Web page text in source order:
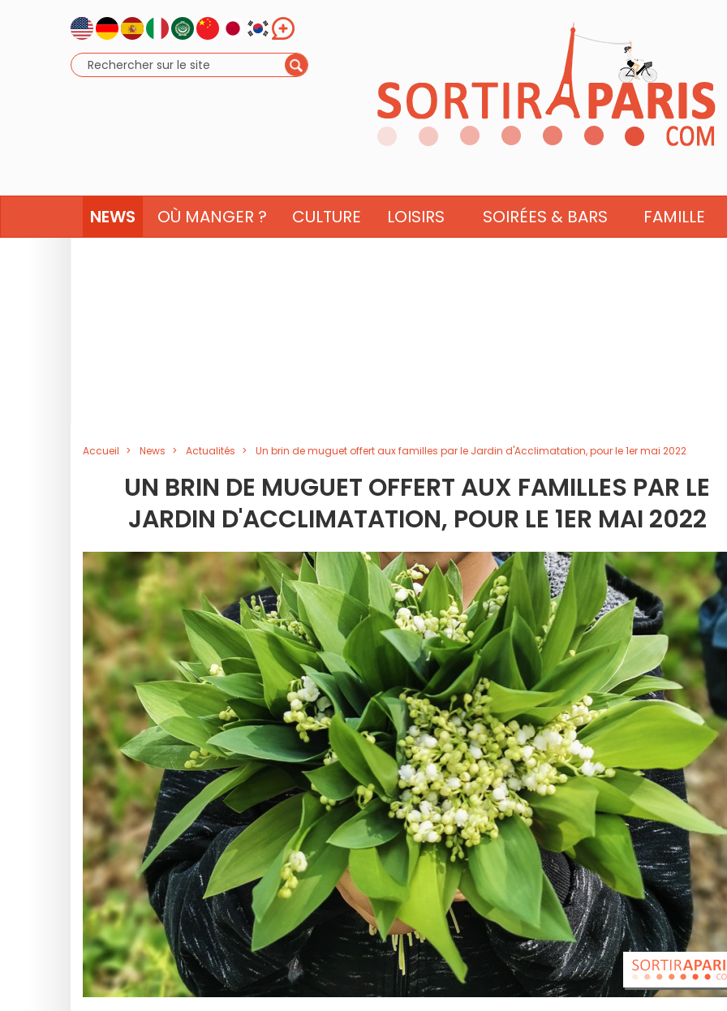
NEWS OÙ MANGER ? CULTURE LOISIRS SOIRÉES & BARS FAMILLE
Accueil News Actualités Un brin de muguet offert aux familles par le Jardin d'Acclimatation, pour le 1er mai 2022
UN BRIN DE MUGUET OFFERT AUX FAMILLES PAR LE
JARDIN D'ACCLIMATATION, POUR LE 1ER MAI 2022